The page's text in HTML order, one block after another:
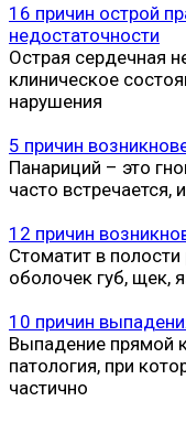
16 причин острой
недостаточности
Острая сердечная
клиническое
нарушения
5 причин
Панариций – это
часто встречается,
12 причин
Стоматит в
оболочек губ, щек,
10 причин
Выпадение прямой
патология, при
частично